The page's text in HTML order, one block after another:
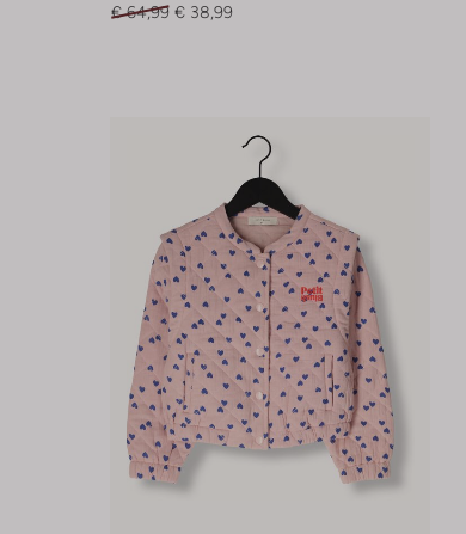
€ 64,99 € 38,99